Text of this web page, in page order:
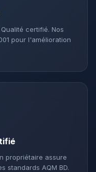
certifié. Nos
pour l'amélioration
propriétaire assure
standards AQM BD.